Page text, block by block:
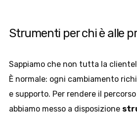
Strumenti per chi è alle
Sappiamo che non tutta la
È normale: ogni cambiamento
e supporto. Per rendere il
abbiamo messo a disposizione